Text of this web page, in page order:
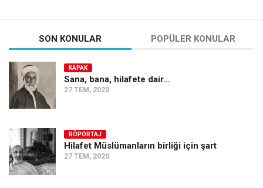
Kategoriler
Kültür Sanat
Kitap
Karisi kitap sualleri
7 soruda bu hafta
Ekonomi
Spor
SON KONULAR POPÜLER KONULAR
KAPAK
Sana, bana, hilafete dair…
27 TEM, 2020
RÖPORTAJ
Hilafet Müslümanların birliği için şart
27 TEM, 2020